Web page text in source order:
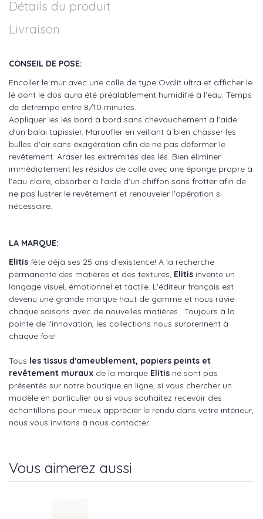
Détails du produit
Livraison
CONSEIL DE POSE:
Encoller le mur avec une colle de type Ovalit ultra et afficher le
lé dont le dos aura été préalablement humidifié à l'eau. Temps
de détrempe entre 8/10 minutes.
Appliquer les lés bord à bord sans chevauchement à l'aide
d'un balai tapissier. Maroufler en veillant à bien chasser les
bulles d'air sans éxagération afin de ne pas déformer le
revêtement. Araser les extrémités des lés. Bien éliminer
immédiatement les résidus de colle avec une éponge propre à
l'eau claire, absorber à l'aide d'un chiffon sans frotter afin de
ne pas lustrer le revêtement et renouveler l'opération si
nécessaire.
LA MARQUE:
Elitis fête déjà ses 25 ans d'existence! A la recherche
permanente des matières et des textures, Elitis invente un
langage visuel, émotionnel et tactile. L'éditeur français est
devenu une grande marque haut de gamme et nous ravie
chaque saisons avec de nouvelles matières . Toujours à la
pointe de l'innovation, les collections nous surprennent à
chaque fois!
Tous les tissus d'ameublement, papiers peints et
revêtement muraux de la marque Elitis ne sont pas
présentés sur notre boutique en ligne, si vous chercher un
modèle en particulier ou si vous souhaitez recevoir des
échantillons pour mieux apprécier le rendu dans votre intérieur,
nous vous invitons à nous contacter.
Vous aimerez aussi